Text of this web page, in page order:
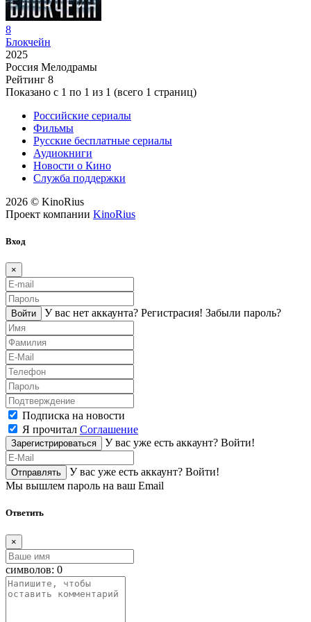
8
Блокчейн
2025
Россия Мелодрамы
Рейтинг 8
Показано с 1 по 1 из 1 (всего 1 страниц)
Российские сериалы
Фильмы
Русские бесплатные сериалы
Аудиокниги
Новости о Кино
Служба поддержки
2026 © KinoRius
Проект компании KinoRius
Вход
×
Войти У вас нет аккаунта? Регистраcия! Забыли пароль?
Подписка на новости
Я прочитал Соглашение
Зарегистрироваться У вас уже есть аккаунт? Войти!
Отправлять У вас уже есть аккаунт? Войти!
Мы вышлем пароль на ваш Email
Ответить
×
символов: 0